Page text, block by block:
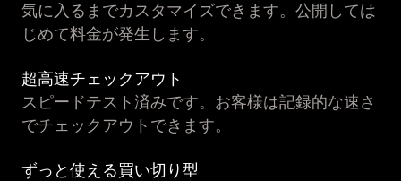
気に入るまでカスタマイズできます。公開しては
じめて料金が発生します。
超高速チェックアウト
スピードテスト済みです。お客様は記録的な速さ
でチェックアウトできます。
ずっと使える買い切り型